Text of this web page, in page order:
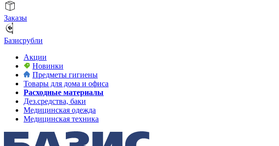
Заказы
Базисрубли
Акции
Новинки
Предметы гигиены
Товары для дома и офиса
Расходные материалы
Дез.средства, баки
Медицинская одежда
Медицинская техника